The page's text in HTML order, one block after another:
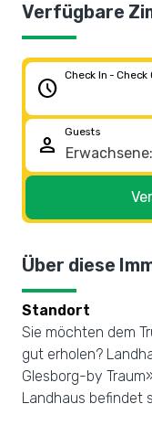
Verfügbare
schedule
Check In - Check
person
Guests
Über diese
Standort
Sie möchten dem
gut erholen?
Glesborg-by
Landhaus befindet